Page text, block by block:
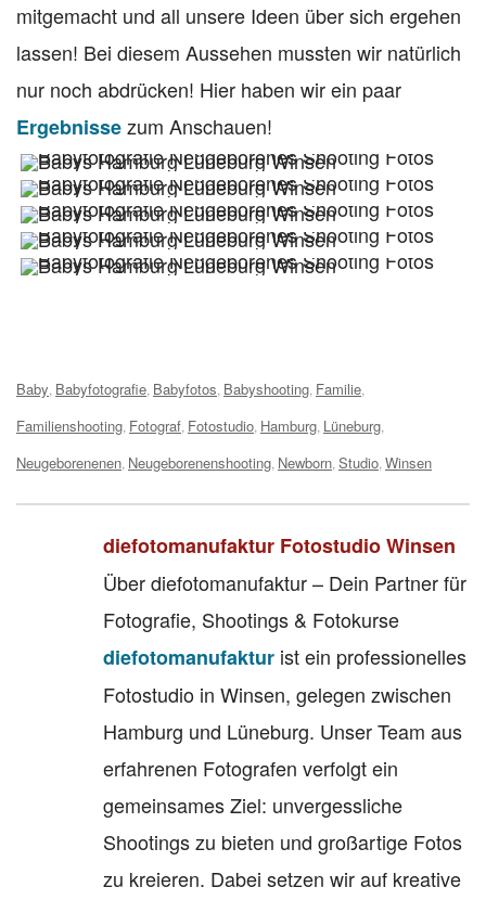
mitgemacht und all unsere Ideen über sich ergehen
lassen! Bei diesem Aussehen mussten wir natürlich
nur noch abdrücken! Hier haben wir ein paar
Ergebnissezum Anschauen!
Tags:
Baby, Babyfotografie, Babyfotos, Babyshooting, Familie,
Familienshooting, Fotograf, Fotostudio, Hamburg, Lüneburg,
Neugeborenenen, Neugeborenenshooting, Newborn,Studio,Winsen
diefotomanufaktur Fotostudio Winsen
Über diefotomanufaktur – Dein Partner für
Fotografie, Shootings & Fotokurse
diefotomanufaktur ist ein professionelles
Fotostudio in Winsen, gelegen zwischen
Hamburg und Lüneburg. Unser Team aus
erfahrenen Fotografen verfolgt ein
gemeinsames Ziel: unvergessliche
Shootings zu bieten und großartige Fotos
zu kreieren. Dabei setzen wir auf kreative